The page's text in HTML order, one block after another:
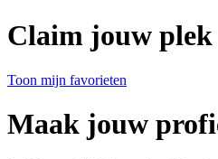
Claim jouw plek
Toon mijn favorieten
Maak jouw